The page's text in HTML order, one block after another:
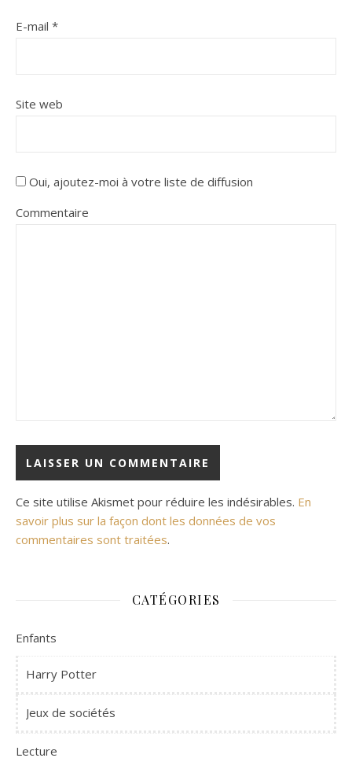
E-mail *
Site web
Oui, ajoutez-moi à votre liste de diffusion
Commentaire
Ce site utilise Akismet pour réduire les indésirables. En
savoir plus sur la façon dont les données de vos
commentaires sont traitées.
CATÉGORIES
Enfants
Harry Potter
Jeux de sociétés
Lecture